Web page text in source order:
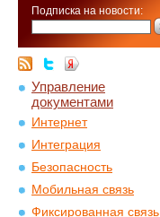
Подписка на новости:
Управление
документами
Интернет
Интеграция
Безопасность
Мобильная связь
Фиксированная связь